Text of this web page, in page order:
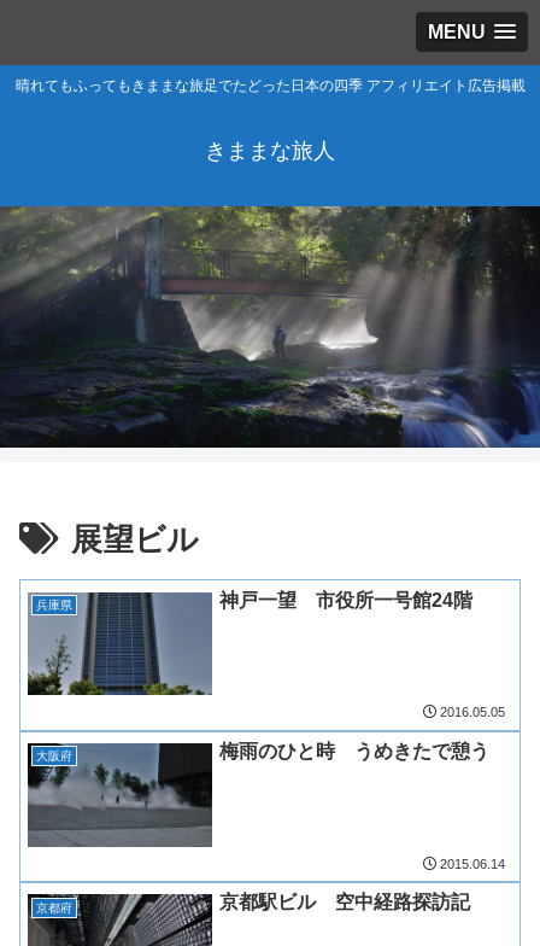
MENU
晴れてもふってもきままな旅足でたどった日本の四季 アフィリエイト広告掲載
きままな旅人
展望ビル
兵庫県 神戸一望 市役所一号館24階
2016.05.05
大阪府 梅雨のひと時 うめきたで憩う
2015.06.14
京都府 京都駅ビル 空中経路探訪記